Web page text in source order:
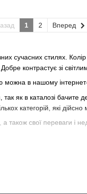
сучасних стилях.
контрастує зі
можна в нашому інтернет-
в каталозі бачите
категорій, які
також свої переваги і
1 2 Вперед